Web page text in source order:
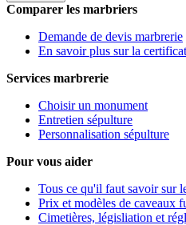
Comparer les marbriers
Demande de devis marbrerie
En savoir plus sur la
Services marbrerie
Choisir un monument
Entretien sépulture
Personnalisation sépulture
Pour vous aider
Tous ce qu'il faut savoir sur
Prix et modèles de caveaux
Cimetières, législiation et